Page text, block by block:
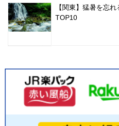
【関東】猛暑を忘
TOP10